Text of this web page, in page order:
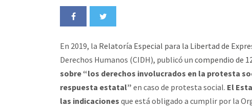
En 2019, la Relatoría Especial para la Libertad de
Derechos Humanos (CIDH), publicó un compendio de
sobre “los derechos involucrados en la protesta
respuesta estatal” en caso de protesta social. El
las indicaciones que está obligado a cumplir por la